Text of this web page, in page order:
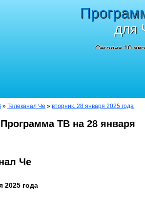
для
Сегодня 10
» Телеканал Че » вторник, 28 января 2025 года
ТВ на 28 января
Че
2025 года